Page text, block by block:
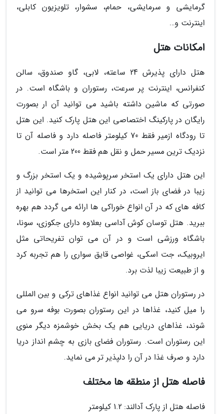
گرمایشی و سرمایشی، حمام، سشوار، تلویزیون کابلی،
اینترنت و…
امکانات هتل
هتل دارای پذیرش 24 ساعته، لابی، گاو صندوق، سالن
کنفرانس، اینترنت پر سرعت، رستوران و باشگاه است. در
صورتی که ماشین داشته باشید می توانید آن ار بصورت
رایگان در پارکینگ اختصاصی این هتل پارک کنید. این هتل
تا رودگاه ازمیر فقط 70 کیلومتر فاصله دارد و فاصله آن تا
نزدیک ترین مسیر حمل و نقل هم فقط 200 متر است.
این هتل دارای یک استخر سرپوشیده و یک استخر بزرگ و
زیبا در فضای باز است، در کنار این استخرها می توانید از
کافه های که در آن انواع خوراکی ها ارائه می گردد هم بهره
ببرید. هتل توسان کوش آداسی بعلاوه دارای جکوزی، سونا،
باشگاه ورزشی است و در آن می توان تفریحاتی مثل
ایروبیک، جت اسکی، غواصی قایق سواری را هم تجربه کرد
و از طبیعت زیبا لذت برد.
در رستوران هتل می توانید انواع غذاهای ترکی و بین المللی
را میل کنید، غذاها در این رستوران بصورت بوفه سرو می
شوند، غذاهای دریایی هم یک بخش خوشمزه دیگر منوی
این رستوران است. رستوران فضای بازی به چشم انداز دریا
دارد و صرف غذا در آن را دلپذیر تر می نماید.
فاصله هتل از منطقه ها مختلف
فاصله هتل از پارک آدالند: 1.2 کیلومتر